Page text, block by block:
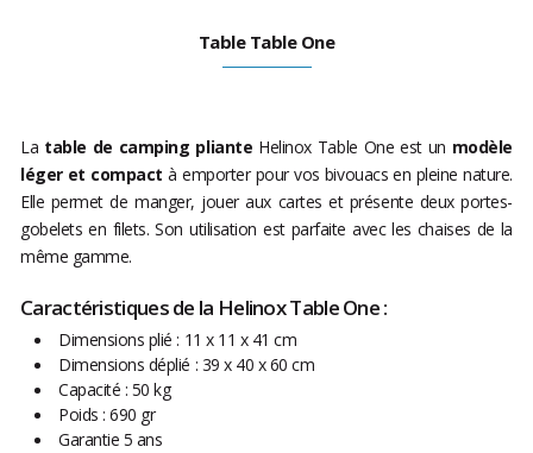
Table Table One
La table de camping pliante Helinox Table One est un modèle
léger et compactà emporter pour vos bivouacs en pleine nature.
Elle permet de manger, jouer aux cartes et présente deux portes-
gobelets en filets. Son utilisation est parfaite avec les chaises de la
même gamme.
Caractéristiques de la Helinox Table One :
Dimensions plié : 11 x 11 x 41 cm
Dimensions déplié : 39 x 40 x 60 cm
Capacité : 50 kg
Poids : 690 gr
Garantie 5 ans